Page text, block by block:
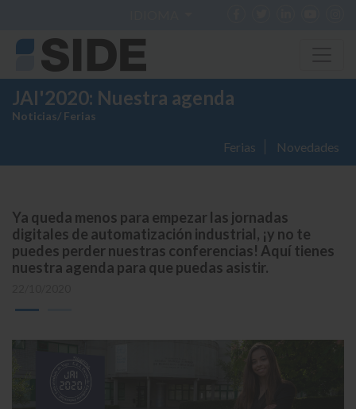
JAI'2020: Nuestra agenda
Noticias/ Ferias
Ferias Novedades
Ya queda menos para empezar las jornadas
digitales de automatización industrial, ¡y no te
puedes perder nuestras conferencias! Aquí tienes
nuestra agenda para que puedas asistir.